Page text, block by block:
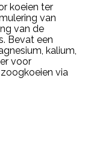
koeien ter
van
van de
Bevat een
kalium,
voor
via